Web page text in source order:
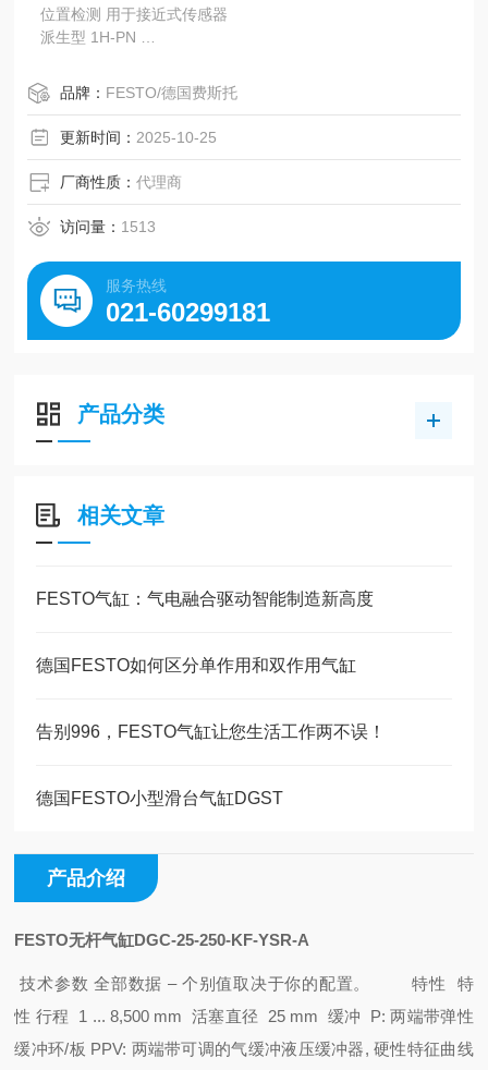
位置检测 用于接近式传感器
派生型 1H-PN
第二滑块, 位于左侧时作为标准
第二滑块, 位于右侧时作为标准
工作压力 2 ... 8 bar
ATEX 类气体 II 3G
ATEX 类粉尘 II 3D
品牌： FESTO/德国费斯托
更新时间： 2025-10-25
厂商性质：代理商
访问量： 1513
服务热线
021-60299181
产品分类
相关文章
FESTO气缸：气电融合驱动智能制造新高度
德国FESTO如何区分单作用和双作用气缸
告别996，FESTO气缸让您生活工作两不误！
德国FESTO小型滑台气缸DGST
产品介绍
FESTO无杆气缸DGC-25-250-KF-YSR-A
技术参数全部数据 – 个别值取决于你的配置。
特性 特
性行程 1 ... 8,500 mm 活塞直径 25 mm 缓冲 P: 两端带弹性
缓冲环/板 PPV: 两端带可调的气缓冲液压缓冲器, 硬性特征曲线